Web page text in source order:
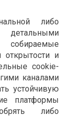
либо
детальными
собираемые
открытости и
cookie-
каналами
устойчивую
платформы
либо